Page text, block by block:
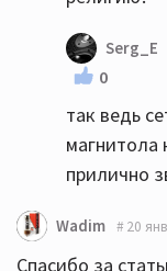
Serg_E
0
так ведь
магнитола
прилично
Wadim 20
Спасибо за